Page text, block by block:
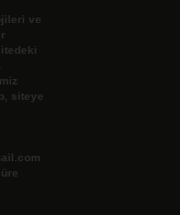
ve
siteye